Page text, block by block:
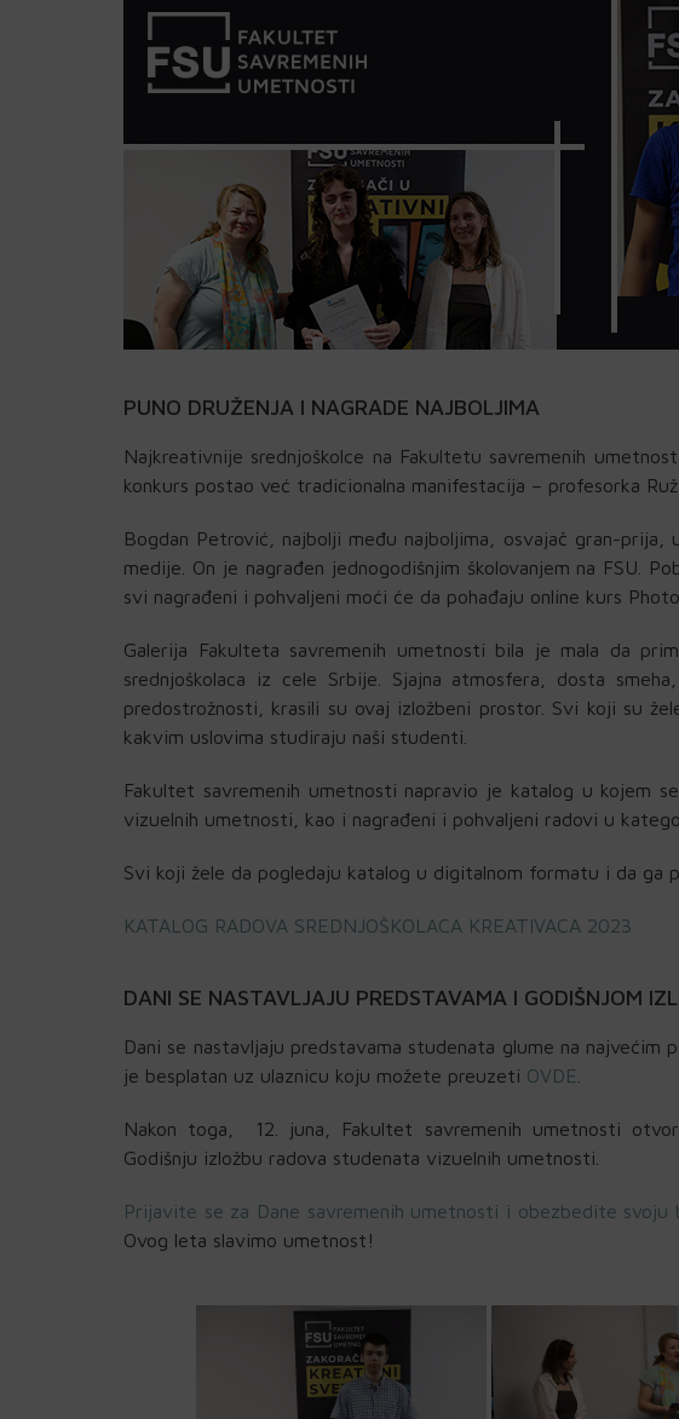
PUNO DRUŽENJA I NAGRADE NAJBOLJIMA
Najkreativnije srednjoškolce na Fakultetu savremenih
konkurs postao već tradicionalna manifestacija – profesorka
Bogdan Petrović, najbolji među najboljima, osvajač gran-
medije. On je nagrađen jednogodišnjim školovanjem na FSU.
svi nagrađeni i pohvaljeni moći će da pohađaju online kurs
Galerija Fakulteta savremenih umetnosti bila je mala da
srednjoškolaca iz cele Srbije. Sjajna atmosfera, dosta
predostrožnosti, krasili su ovaj izložbeni prostor. Svi koji su
kakvim uslovima studiraju naši studenti.
Fakultet savremenih umetnosti napravio je katalog u kojem
vizuelnih umetnosti, kao i nagrađeni i pohvaljeni radovi u
Svi koji žele da pogledaju katalog u digitalnom formatu i da ga
KATALOG RADOVA SREDNJOŠKOLACA KREATIVACA 2023
DANI SE NASTAVLJAJU PREDSTAVAMA I GODIŠNJOM
Dani se nastavljaju predstavama studenata glume na najvećim
je besplatan uz ulaznicu koju možete preuzeti OVDE
Nakon toga, 12. juna, Fakultet savremenih umetnosti
Godišnju izložbu radova studenata vizuelnih umetnosti.
Prijavite se za Dane savremenih umetnosti i obezbedite svoju
Ovog leta slavimo umetnost!